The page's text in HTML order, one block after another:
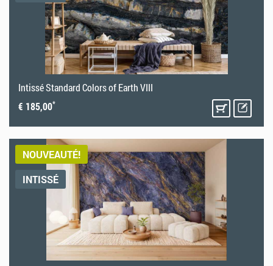
Intissé Standard Colors of Earth VIII
€ 185,00*
NOUVEAUTÉ!
INTISSÉ